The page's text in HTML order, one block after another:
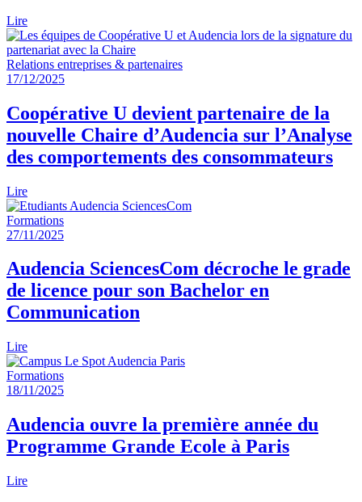
Lire
Relations entreprises & partenaires
17/12/2025
Coopérative U devient partenaire de la
nouvelle Chaire d’Audencia sur l’Analyse
des comportements des consommateurs
Lire
Formations
27/11/2025
Audencia SciencesCom décroche le grade
de licence pour son Bachelor en
Communication
Lire
Formations
18/11/2025
Audencia ouvre la première année du
Programme Grande Ecole à Paris
Lire